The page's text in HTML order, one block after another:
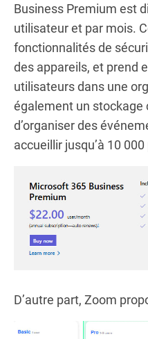
Business Premium est
utilisateur et par mois.
fonctionnalités de
des appareils, et prend
utilisateurs dans une
également un
d’organiser des
accueillir jusqu’à 10
D’autre part, Zoom